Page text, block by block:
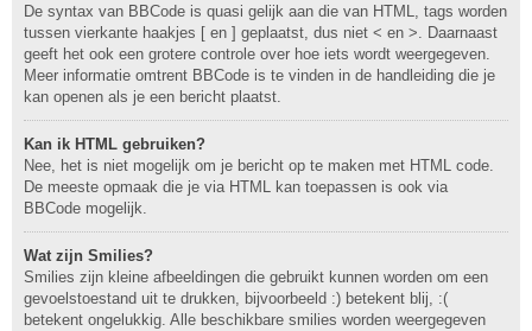
De syntax van BBCode is quasi gelijk aan die van HTML, tags worden
tussen vierkante haakjes [ en ] geplaatst, dus niet < en >. Daarnaast
geeft het ook een grotere controle over hoe iets wordt weergegeven.
Meer informatie omtrent BBCode is te vinden in de handleiding die je
kan openen als je een bericht plaatst.
Kan ik HTML gebruiken?
Nee, het is niet mogelijk om je bericht op te maken met HTML code.
De meeste opmaak die je via HTML kan toepassen is ook via
BBCode mogelijk.
Wat zijn Smilies?
Smilies zijn kleine afbeeldingen die gebruikt kunnen worden om een
gevoelstoestand uit te drukken, bijvoorbeeld :) betekent blij, :(
betekent ongelukkig. Alle beschikbare smilies worden weergegeven